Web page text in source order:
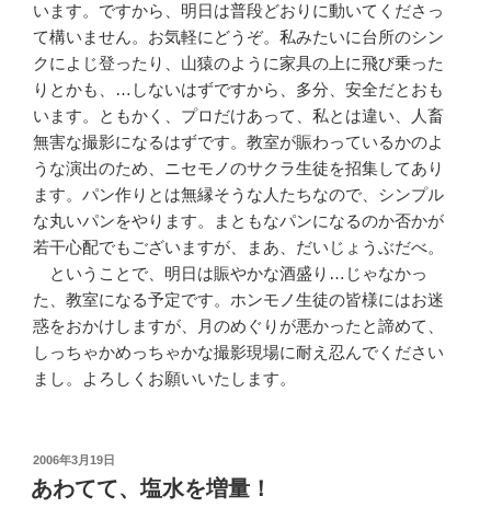
います。ですから、明日は普段どおりに動いてくださっ
て構いません。お気軽にどうぞ。私みたいに台所のシン
クによじ登ったり、山猿のように家具の上に飛び乗った
りとかも、…しないはずですから、多分、安全だとおも
います。ともかく、プロだけあって、私とは違い、人畜
無害な撮影になるはずです。教室が賑わっているかのよ
うな演出のため、ニセモノのサクラ生徒を招集してあり
ます。パン作りとは無縁そうな人たちなので、シンプル
な丸いパンをやります。まともなパンになるのか否かが
若干心配でもございますが、まあ、だいじょうぶだべ。
ということで、明日は賑やかな酒盛り…じゃなかっ
た、教室になる予定です。ホンモノ生徒の皆様にはお迷
惑をおかけしますが、月のめぐりが悪かったと諦めて、
しっちゃかめっちゃかな撮影現場に耐え忍んでください
まし。よろしくお願いいたします。
投
稿
日:
2006年3月19日
あわてて、塩水を増量！